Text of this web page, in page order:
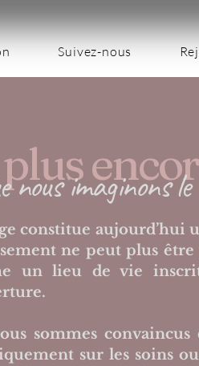
Suivez-nous
nous imaginons
constitue aujourd’hui
ne peut plus
un lieu de vie
sommes
sur les soins